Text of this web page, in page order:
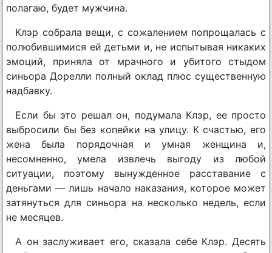
полагаю, будет мужчина.
Клэр собрала вещи, с сожалением попрощалась с
полюбившимися ей детьми и, не испытывая никаких
эмоций, приняла от мрачного и убитого стыдом
синьора Дорелли полный оклад плюс существенную
надбавку.
Если бы это решал он, подумала Клэр, ее просто
выбросили бы без копейки на улицу. К счастью, его
жена была порядочная и умная женщина и,
несомненно, умела извлечь выгоду из любой
ситуации, поэтому вынужденное расставание с
деньгами — лишь начало наказания, которое может
затянуться для синьора на несколько недель, если
не месяцев.
А он заслуживает его, сказала себе Клэр. Десять